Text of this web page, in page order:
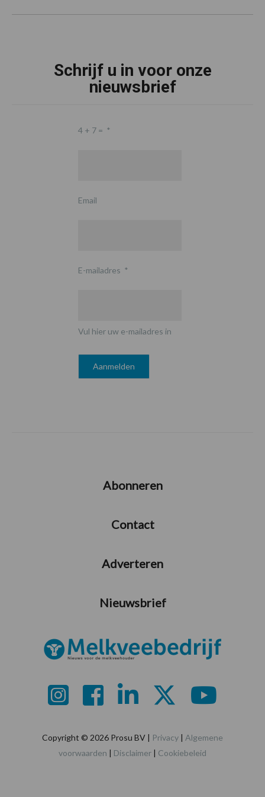
Schrijf u in voor onze
nieuwsbrief
4 + 7 = *
Email
E-mailadres *
Vul hier uw e-mailadres in
Abonneren
Contact
Adverteren
Nieuwsbrief
Copyright © 2026 Prosu BV | Privacy | Algemene
voorwaarden | Disclaimer | Cookiebeleid